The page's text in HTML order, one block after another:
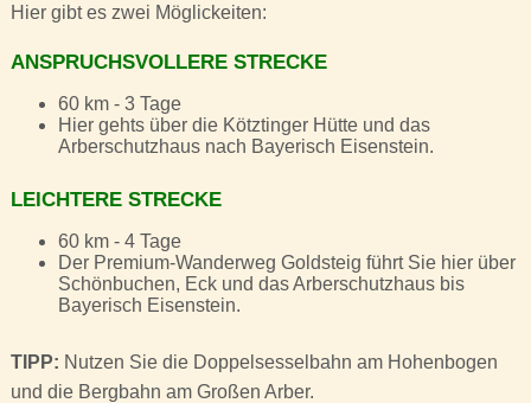
Hier gibt es zwei Möglickeiten:
ANSPRUCHSVOLLERE STRECKE
60 km - 3 Tage
Hier gehts über die Kötztinger Hütte und das
Arberschutzhaus nach Bayerisch Eisenstein.
LEICHTERE STRECKE
60 km - 4 Tage
Der Premium-Wanderweg Goldsteig führt Sie hier über
Schönbuchen, Eck und das Arberschutzhaus bis
Bayerisch Eisenstein.
TIPP: Nutzen Sie die Doppelsesselbahn am Hohenbogen
und die Bergbahn am Großen Arber.